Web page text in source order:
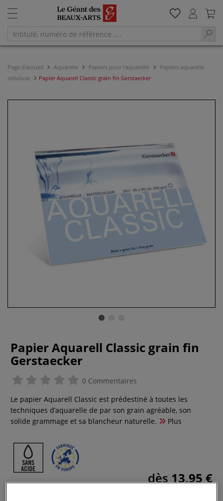
Page d'accueil Aquarelle Papiers pour l'aquarelle
Papiers aquarelle
cellulose
Papier Aquarell Classic grain fin Gerstaecker
Papier Aquarell Classic grain fin
Gerstaecker
0 Commentaires
Le papier Aquarell Classic est prédestiné à toutes les
techniques d’aquarelle de par son grain agréable, son
solide grammage et sa blancheur naturelle.
Plus
dès13,95 €